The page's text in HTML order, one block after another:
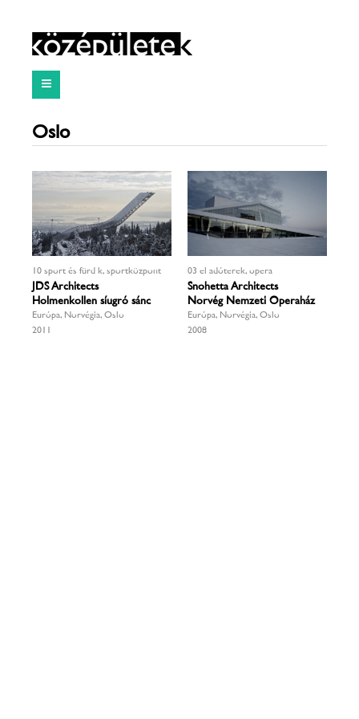
Oslo
10 sport és fürdők, sportközpont
JDS Architects
Holmenkollen síugró sánc
Európa, Norvégia, Oslo
2011
03 előadóterek, opera
Snohetta Architects
Norvég Nemzeti Operaház
Európa, Norvégia, Oslo
2008